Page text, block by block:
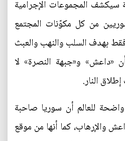
سيكشف المجموعات الإجرامية
من كل مكوّنات المجتمع
بهدف السلب والنهب والعبث
«داعش» و«جبهة النصرة» لا
النار.
للعالم أن سوريا صاحبة
والإرهاب، كما أنها من موقع